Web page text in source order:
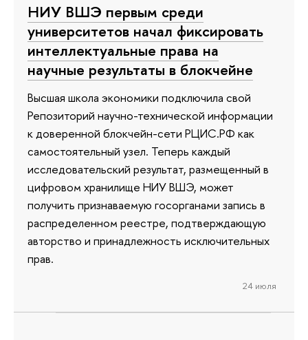
НИУ ВШЭ первым среди
университетов начал фиксировать
интеллектуальные права на
научные результаты в блокчейне
Высшая школа экономики подключила свой
Репозиторий научно-технической информации
к доверенной блокчейн-сети РЦИС.РФ как
самостоятельный узел. Теперь каждый
исследовательский результат, размещенный в
цифровом хранилище НИУ ВШЭ, может
получить признаваемую госорганами запись в
распределенном реестре, подтверждающую
авторство и принадлежность исключительных
прав.
24 июля